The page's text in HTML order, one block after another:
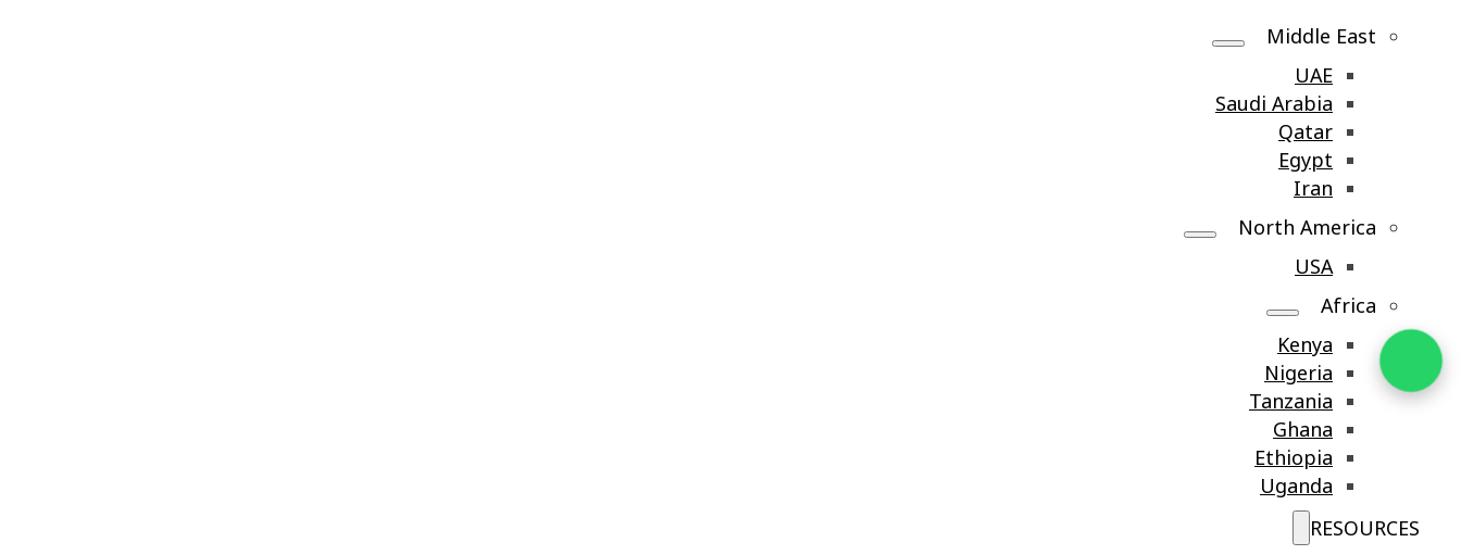
Middle East
UAE
Saudi Arabia
Qatar
Egypt
Iran
North America
USA
Africa
Kenya
Nigeria
Tanzania
Ghana
Ethiopia
Uganda
RESOURCES